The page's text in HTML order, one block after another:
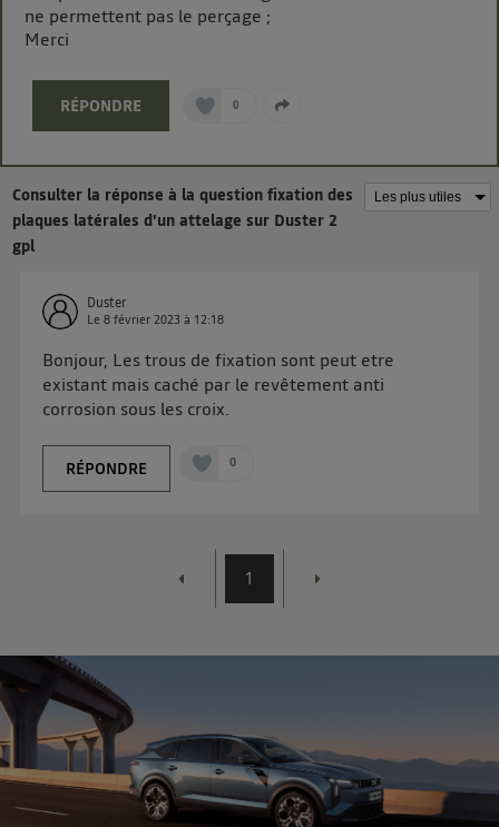
ne permettent pas le perçage ;
Merci
RÉPONDRE 0
Consulter la réponse à la question fixation des
plaques latérales d'un attelage sur Duster 2
gpl
Duster
Le8 février 2023 à 12:18
Bonjour, Les trous de fixation sont peut etre
existant mais caché par le revêtement anti
corrosion sous les croix.
RÉPONDRE 0
1
de votre contrat internet (ex : votre numéro de
Ainsi, toutes les personnes utilisant la même
connexion et ayant consenties se verront attribuer le
Pour uneconnexion foyer(ex : Wi-Fi), la personnalisation sera basée
sur la navigation des membres du foyer ayant consentis.
Pour une
connexion mobile
, la personnalisation sera basée
uniquement sur la navigation de l'utilisateur du mobile.
« gérer Utiq » en bas de ce site. Pour plus
d'information sur les données personnelles
d'Utiq.